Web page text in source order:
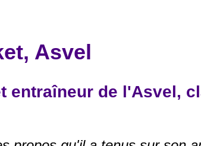
Asvel
entraîneur de l'Asvel,